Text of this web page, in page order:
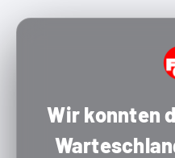
Wir konnten